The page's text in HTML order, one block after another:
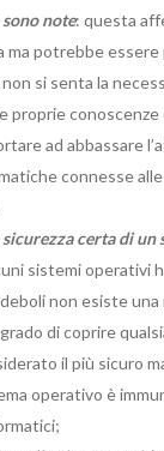
note: questa
ma potrebbe essere
si senta la
proprie conoscenze
ad abbassare
connesse
certa di un
sistemi operativi
non esiste una
di coprire
il più sicuro
operativo è